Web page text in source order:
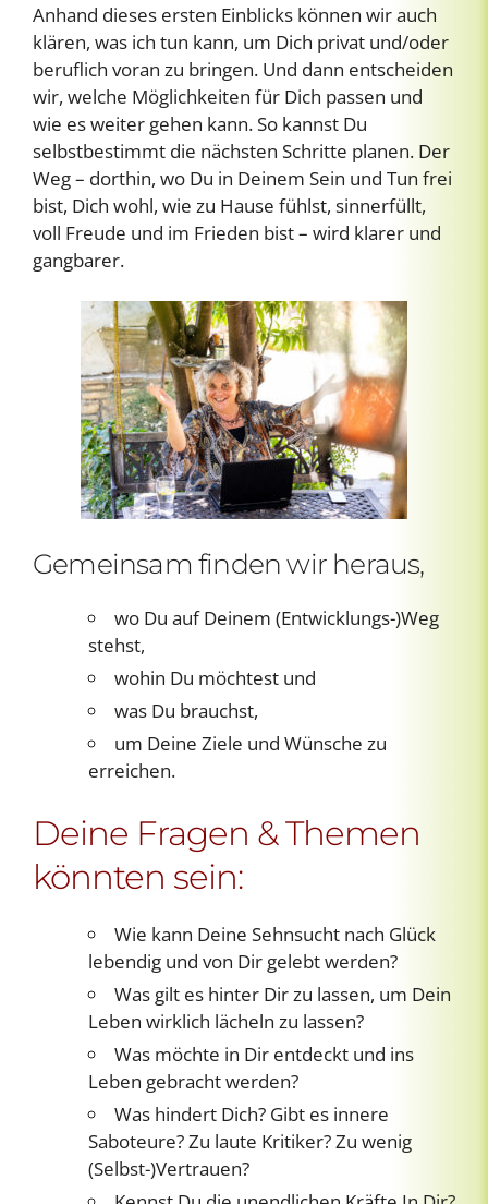
Anhand dieses ersten Einblicks können wir auch
klären, was ich tun kann, um Dich privat und/oder
beruflich voran zu bringen. Und dann entscheiden
wir, welche Möglichkeiten für Dich passen und
wie es weiter gehen kann. So kannst Du
selbstbestimmt die nächsten Schritte planen. Der
Weg – dorthin, wo Du in Deinem Sein und Tun frei
bist, Dich wohl, wie zu Hause fühlst, sinnerfüllt,
voll Freude und im Frieden bist – wird klarer und
gangbarer.
Gemeinsam finden wir heraus,
wo Du auf Deinem (Entwicklungs-)Weg
stehst,
wohin Du möchtest und
was Du brauchst,
um Deine Ziele und Wünsche zu
erreichen.
Deine Fragen & Themen
könnten sein:
Wie kann Deine Sehnsucht nach Glück
lebendig und von Dir gelebt werden?
Was gilt es hinter Dir zu lassen, um Dein
Leben wirklich lächeln zu lassen?
Was möchte in Dir entdeckt und ins
Leben gebracht werden?
Was hindert Dich? Gibt es innere
Saboteure? Zu laute Kritiker? Zu wenig
(Selbst-)Vertrauen?